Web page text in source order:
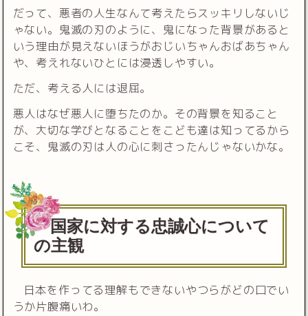
だって、悪者の人生なんて考えたらスッキリしないじ
ゃない。鬼滅の刃のように、鬼になった背景があると
いう理由が見えないほうがおじいちゃんおばあちゃん
や、考えれないひとには浸透しやすい。
ただ、考える人には退屈。
悪人はなぜ悪人に堕ちたのか。その背景を知ること
が、大切な学びとなることをこども達は知ってるから
こそ、鬼滅の刃は人の心に刺さったんじゃないかな。
国家に対する忠誠心について
の主観
日本を作ってる理解もできないやつらがどの口でい
うか片腹痛いわ。